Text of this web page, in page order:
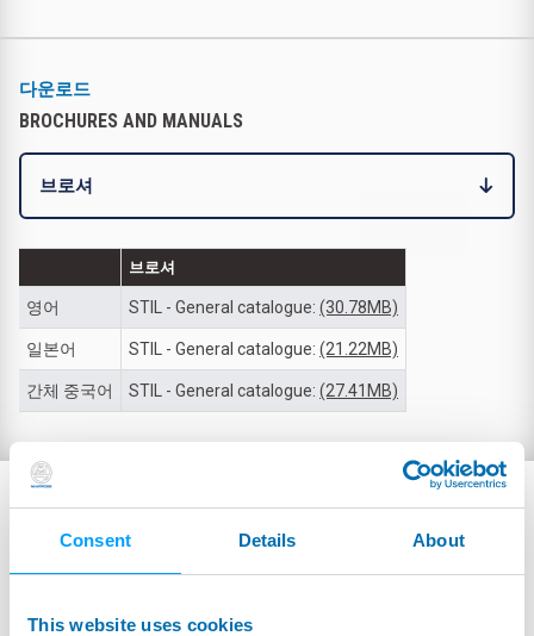
Consent Details About
This website uses cookies
다운로드
BROCHURES AND MANUALS
브로셔
브로셔
영어 STIL - General catalogue: (30.78MB)
일본어 STIL - General catalogue: (21.22MB)
간체 중국어 STIL - General catalogue: (27.41MB)
관련 애플리케이션